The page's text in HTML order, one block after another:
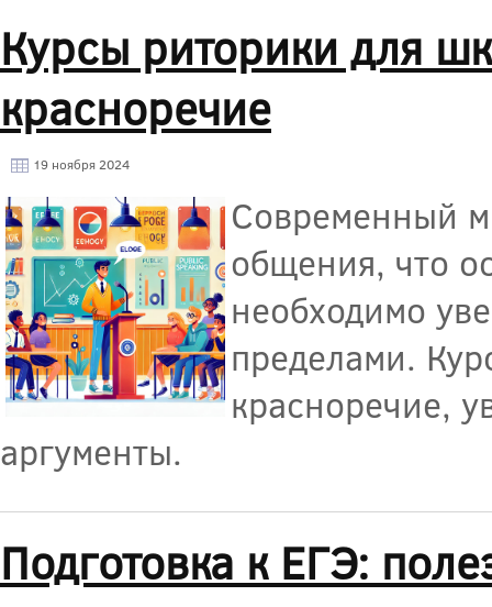
Курсы риторики для
красноречие
19 ноября 2024
Современный
общения, что
необходимо
пределами.
красноречие,
аргументы.
Подготовка к ЕГЭ: